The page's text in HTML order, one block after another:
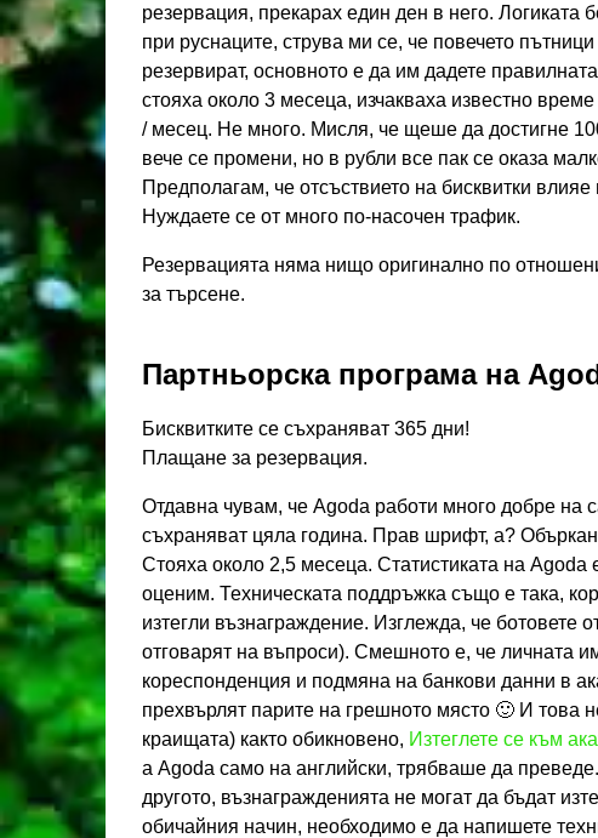
резервация, прекарах един ден в него.
при руснаците, струва ми се, че повечето
резервират, основното е да им дадете
стояха около 3 месеца, изчакваха известно
/ месец. Не много. Мисля, че щеше да достигне
вече се промени, но в рубли все пак се оказа
Предполагам, че отсъствието на бисквитки
Нуждаете се от много по-насочен трафик.
Резервацията няма нищо оригинално по
за търсене.
Партньорска програма на
Бисквитките се съхраняват 365 дни!
Плащане за резервация.
Отдавна чувам, че Agoda работи много добре на
съхраняват цяла година. Прав шрифт, а?
Стояха около 2,5 месеца. Статистиката на Agoda
оценим. Техническата поддръжка също е така,
изтегли възнаграждение. Изглежда, че ботовете
отговарят на въпроси). Смешното е, че личната
кореспонденция и подмяна на банкови данни в
прехвърлят парите на грешното място 🙂 И това
краищата) както обикновено, Изтеглете се към
а Agoda само на английски, трябваше да
другото, възнагражденията не могат да бъдат
обичайния начин, необходимо е да напишете